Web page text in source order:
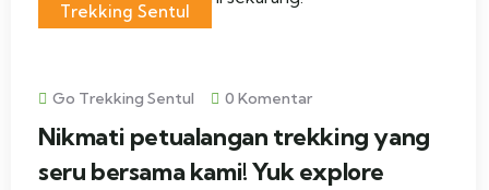
Trekking Sentul
Go Trekking Sentul 0 Komentar
Nikmati petualangan trekking yang
seru bersama kami! Yuk explore